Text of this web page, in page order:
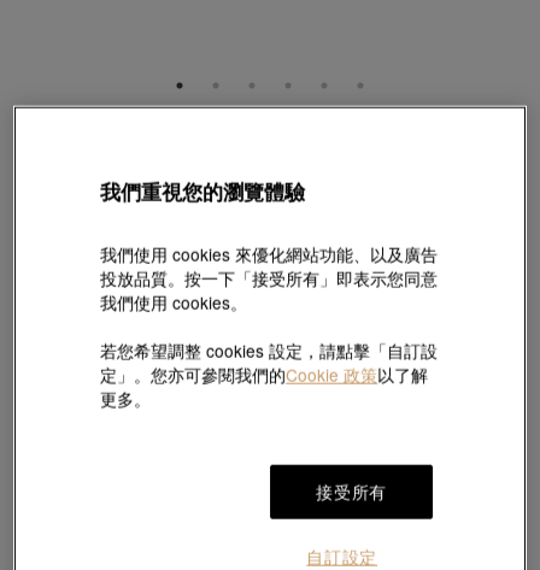
18K白色黃金藍寶石手鍊
款號 # 96364B-18KW-SA
(巳含美國關稅及稅項 )
我們重視您的瀏覽體驗
我們使用 cookies 來優化網站功能、以及廣告
投放品質。按一下「接受所有」即表示您同意
我們使用 cookies。
若您希望調整 cookies 設定，請點擊「自訂設
定」。您亦可參閱我們的Cookie 政策以了解
更多。
接受所有
自訂設定